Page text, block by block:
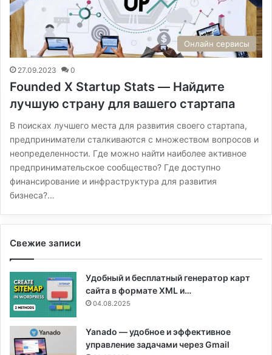
Онлайн сервисы
27.09.2023 0
Founded X Startup Stats — Найдите
лучшую страну для вашего стартапа
В поисках лучшего места для развития своего стартапа,
предприниматели сталкиваются с множеством вопросов и
неопределенности. Где можно найти наиболее активное
предпринимательское сообщество? Где доступно
финансирование и инфраструктура для развития
бизнеса?…
Свежие записи
Удобный и бесплатный генератор карт
сайта в формате XML и…
04.08.2025
Yanado — удобное и эффективное
управление задачами через Gmail